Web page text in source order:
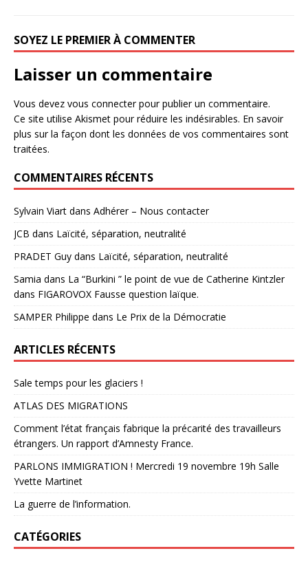
SOYEZ LE PREMIER À COMMENTER
Laisser un commentaire
Vous devez vous connecterpour publier un commentaire.
Ce site utilise Akismet pour réduire les indésirables. En savoir
plus sur la façon dont les données de vos commentaires sont
traitées.
COMMENTAIRES RÉCENTS
Sylvain Viart dans Adhérer – Nous contacter
JCB dans Laïcité, séparation, neutralité
PRADET Guy dans Laïcité, séparation, neutralité
Samia dans La “Burkini ” le point de vue de Catherine Kintzler
dans FIGAROVOX Fausse question laïque.
SAMPER Philippe dans Le Prix de la Démocratie
ARTICLES RÉCENTS
Sale temps pour les glaciers !
ATLAS DES MIGRATIONS
Comment l’état français fabrique la précarité des travailleurs
étrangers. Un rapport d’Amnesty France.
PARLONS IMMIGRATION ! Mercredi 19 novembre 19h Salle
Yvette Martinet
La guerre de l’information.
CATÉGORIES